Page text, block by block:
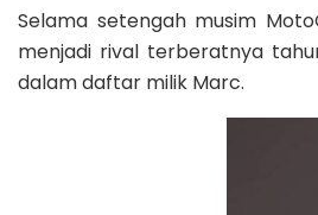
Selama setengah musim
menjadi rival terberatnya
dalam daftar milik Marc.